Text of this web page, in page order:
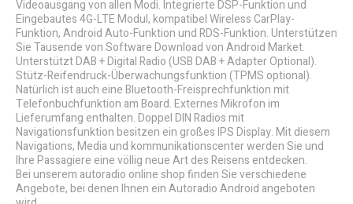
Videoausgang von allen Modi. Integrierte DSP-Funktion und
Eingebautes 4G-LTE Modul, kompatibel Wireless CarPlay-
Funktion, Android Auto-Funktion und RDS-Funktion. Unterstützen
Sie Tausende von Software Download von Android Market.
Unterstützt DAB + Digital Radio (USB DAB + Adapter Optional).
Stütz-Reifendruck-Überwachungsfunktion (TPMS optional).
Natürlich ist auch eine Bluetooth-Freisprechfunktion mit
Telefonbuchfunktion am Board. Externes Mikrofon im
Lieferumfang enthalten. Doppel DIN Radios mit
Navigationsfunktion besitzen ein großes IPS Display. Mit diesem
Navigations, Media und kommunikationscenter werden Sie und
Ihre Passagiere eine völlig neue Art des Reisens entdecken.
Bei unserem autoradio online shop finden Sie verschiedene
Angebote, bei denen Ihnen ein Autoradio Android angeboten